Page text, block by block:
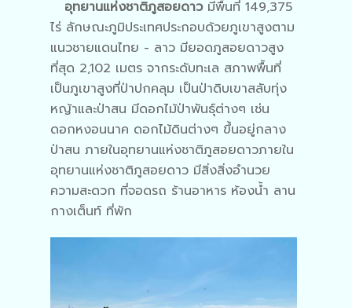
อุทยานแห่งชาติภูสอยดาวมีพื้นที่ 149,375
ไร่ ลักษณะภูมิประเทศประกอบด้วยภูเขาสูงตาม
แนวชายแดนไทย - ลาว มียอดภูสอยดาวสูง
ที่สุด 2,102 เมตร จากระดับทะเล สภาพพื้นที่
เป็นภูเขาสูงที่ป่าปกคลุม เป็นป่าดิบเขาสลับทุ่ง
หญ้าและป่าสน มีดอกไม้ป่าพันธุ์ต่างๆ เช่น
ดอกหงอนนาค ดอกไม้ดินต่างๆ ขึ้นอยู่กลาง
ป่าสน ภายในอุทยานแห่งชาติภูสอยดาวภายใน
อุทยานแห่งชาติภูสอยดาว มีสิ่งสิ่งอำนวย
ความสะดวก ที่จอดรถ ร้านอาหาร ห้องน้ำ ลาน
กางเต็นท์ ที่พัก